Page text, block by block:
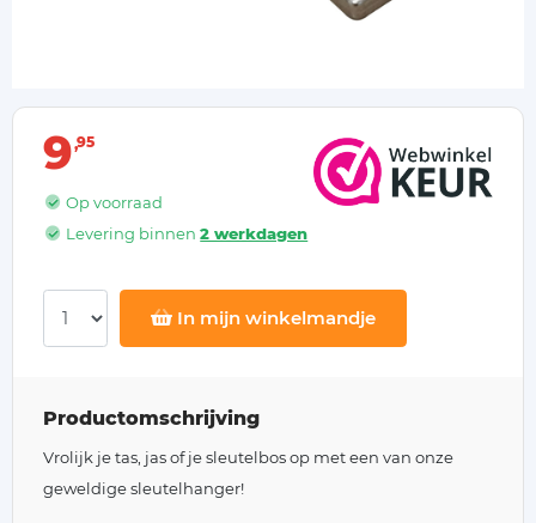
9 95
Op voorraad
Levering binnen2 werkdagen
In mijn winkelmandje
Productomschrijving
Vrolijk je tas, jas of je sleutelbos op met een van onze
geweldige sleutelhanger!